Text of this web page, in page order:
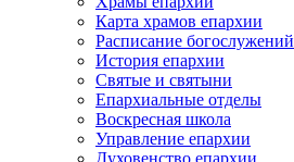
Карта храмов епархии
Расписание богослужений
История епархии
Святые и святыни
Епархиальные отделы
Воскресная школа
Управление епархии
Духовенство епархии